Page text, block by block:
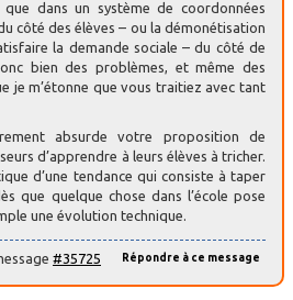
que dans un système de coordonnées
côté des élèves – ou la démonétisation
la demande sociale – du côté de
bien des problèmes, et même des
je m’étonne que vous traitiez avec tant
absurde votre proposition de
d’apprendre à leurs élèves à tricher.
d’une tendance qui consiste à taper
que quelque chose dans l’école pose
une évolution technique.
Répondre à ce message
#35725